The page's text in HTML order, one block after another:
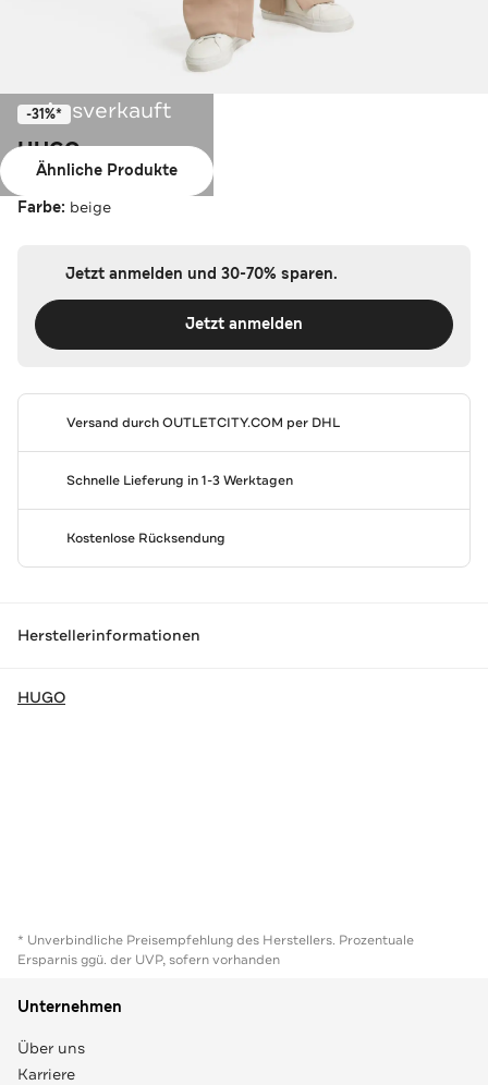
Ausverkauft
Ähnliche Produkte
-31%*
HUGO
Stoffhose beige
Farbe: beige
Jetzt anmelden und 30-70% sparen.
Jetzt anmelden
Versand durchOUTLETCITY.COM per DHL
Schnelle Lieferung in 1-3 Werktagen
Kostenlose Rücksendung
Herstellerinformationen
HUGO
* Unverbindliche Preisempfehlung des Herstellers. Prozentuale
Ersparnis ggü. der UVP, sofern vorhanden
Unternehmen
Über uns
Karriere